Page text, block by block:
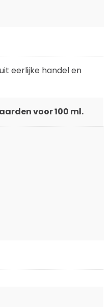
eerlijke handel en
voor 100 ml.